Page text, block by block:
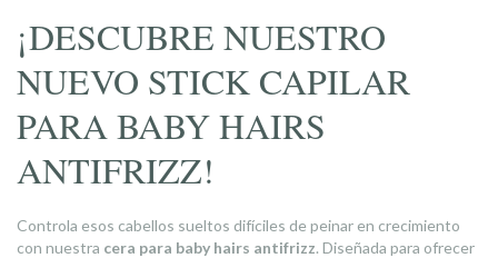
¡DESCUBRE NUESTRO
NUEVO STICK CAPILAR
PARA BABY HAIRS
ANTIFRIZZ!
Controla esos cabellos sueltos difíciles de peinar en crecimiento
con nuestra cera para baby hairs antifrizz. Diseñada para ofrecer